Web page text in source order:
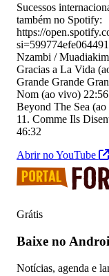
Sucessos
também no Spotify:
https://
Nzambi /
Gracias a La Vida
Grande Grande
Nom (ao vivo)
Beyond The Sea
11. Comme Ils
46:32
Abrir no YouTube
Grátis
Baixe no
Notícias, agenda e